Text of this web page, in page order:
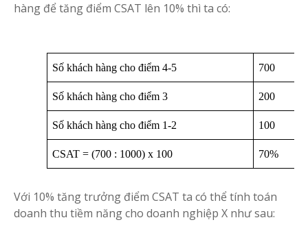
hàng để tăng điểm CSAT lên 10% thì ta có:
Số khách hàng cho điểm 4-5 700
Số khách hàng cho điểm 3 200
Số khách hàng cho điểm 1-2 100
CSAT = (700 : 1000) x 100 70%
Với 10% tăng trưởng điểm CSAT ta có thể tính toán
doanh thu tiềm năng cho doanh nghiệp X như sau: